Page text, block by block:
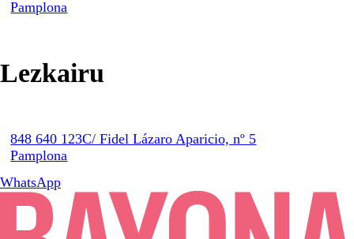
Pamplona
Lezkairu
848 640 123C/ Fidel Lázaro Aparicio, nº 5
Pamplona
WhatsApp